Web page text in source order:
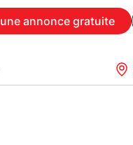
une annonce gratuite